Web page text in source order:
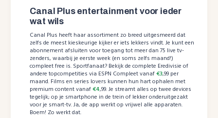
Canal Plus entertainment voor ieder
wat wils
Canal Plus heeft haar assortiment zo breed uitgesmeerd dat
zelfs de meest kieskeurige kijker er iets lekkers vindt. Je kunt een
abonnement afsluiten voor toegang tot meer dan 75 live tv-
zenders, waarbij je eerste week (en soms zelfs maand!)
compleet free is. Sportfanaat? Bekijk de complete Eredivisie of
andere topcompetities via ESPN Compleet vanaf€3,99 per
maand. Films en series lovers kunnen hun hart ophalen met
premium content vanaf€4,99. Je streamt alles op twee devices
tegelijk; op je smartphone in de trein of lekker onderuitgezakt
voor je smart-tv. Ja, de app werkt op vrijwel alle apparaten.
Boem! Zo werkt dat.